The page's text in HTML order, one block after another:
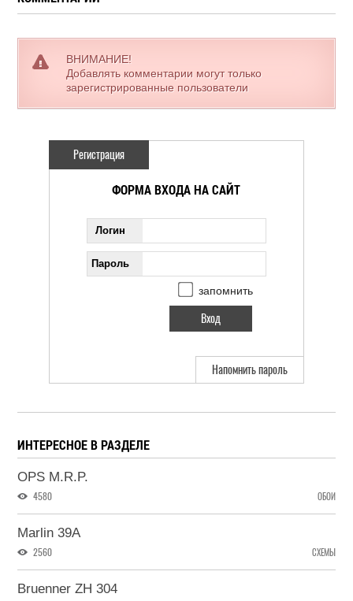
ВНИМАНИЕ!
Добавлять комментарии могут только
зарегистрированные пользователи
Регистрация
ФОРМА ВХОДА НА САЙТ
Логин
Пароль
запомнить
Напомнить пароль
ИНТЕРЕСНОЕ В РАЗДЕЛЕ
OPS M.R.P.
4580 ОБОИ
Marlin 39A
2560 СХЕМЫ
Bruenner ZH 304